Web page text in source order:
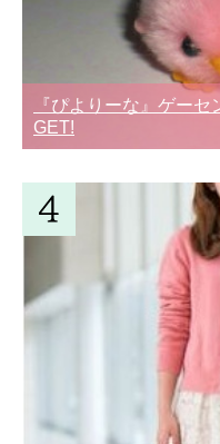
『ぴよりーな』ゲーセ
GET!